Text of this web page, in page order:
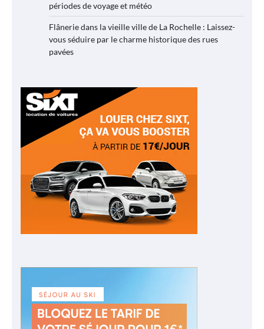
périodes de voyage et météo
Flânerie dans la vieille ville de La Rochelle : Laissez-
vous séduire par le charme historique des rues
pavées